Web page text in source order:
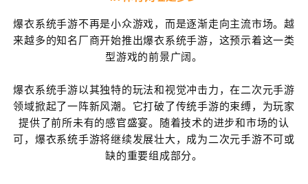
爆衣系统手游不再是小众游戏，而是逐渐走向主流市场。越
来越多的知名厂商开始推出爆衣系统手游，这预示着这一类
型游戏的前景广阔。
爆衣系统手游以其独特的玩法和视觉冲击力，在二次元手游
领域掀起了一阵新风潮。它打破了传统手游的束缚，为玩家
提供了前所未有的感官盛宴。随着技术的进步和市场的认
可，爆衣系统手游将继续发展壮大，成为二次元手游不可或
缺的重要组成部分。